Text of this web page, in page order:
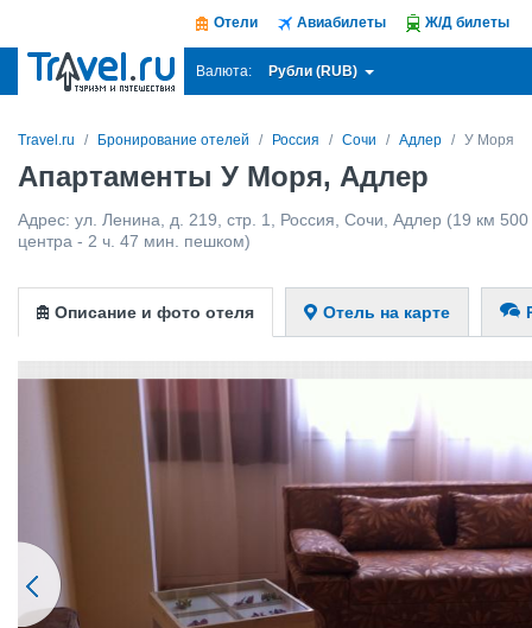
Отели Авиабилеты Ж/Д билеты
Валюта: Рубли (RUB)
Travel.ru Бронирование отелей Россия Сочи Адлер У Моря
Апартаменты У Моря, Адлер
Адрес: ул. Ленина, д. 219, стр. 1 Россия Сочи Адлер (19 км 500
центра - 2 ч. 47 мин. пешком)
Описание и фото отеля Отель на карте